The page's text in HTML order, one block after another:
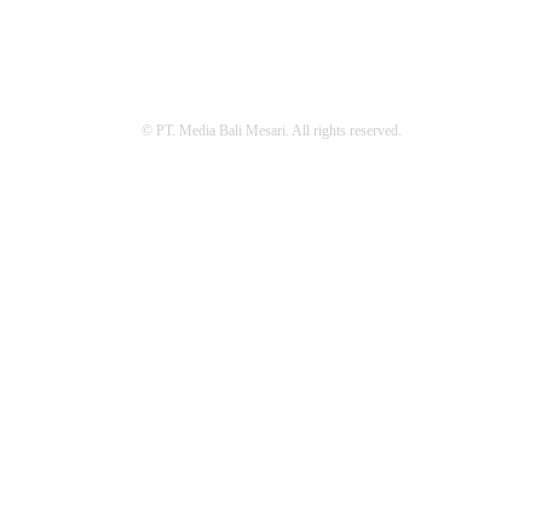
© PT. Media Bali Mesari. All rights reserved.